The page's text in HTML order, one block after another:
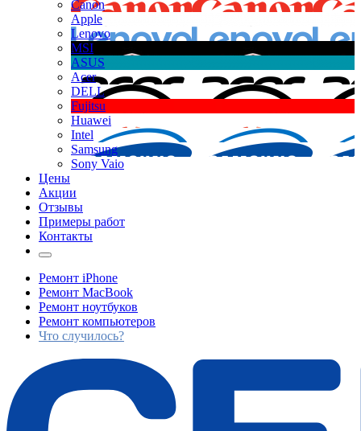
Canon
Apple
Lenovo
MSI
ASUS
Acer
DELL
Fujitsu
Huawei
Intel
Samsung
Sony Vaio
Цены
Акции
Отзывы
Примеры работ
Контакты
Ремонт iPhone
Ремонт MacBook
Ремонт ноутбуков
Ремонт компьютеров
Что случилось?